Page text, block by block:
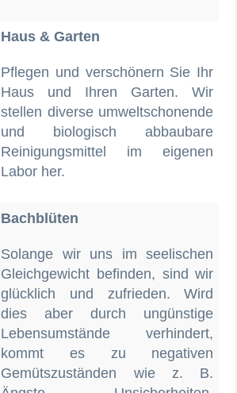
Haus & Garten
Pflegen und verschönern Sie Ihr
Haus und Ihren Garten. Wir
stellen diverse umweltschonende
und biologisch abbaubare
Reinigungsmittel im eigenen
Labor her.
Bachblüten
Solange wir uns im seelischen
Gleichgewicht befinden, sind wir
glücklich und zufrieden. Wird
dies aber durch ungünstige
Lebensumstände verhindert,
kommt es zu negativen
Gemütszuständen wie z. B.